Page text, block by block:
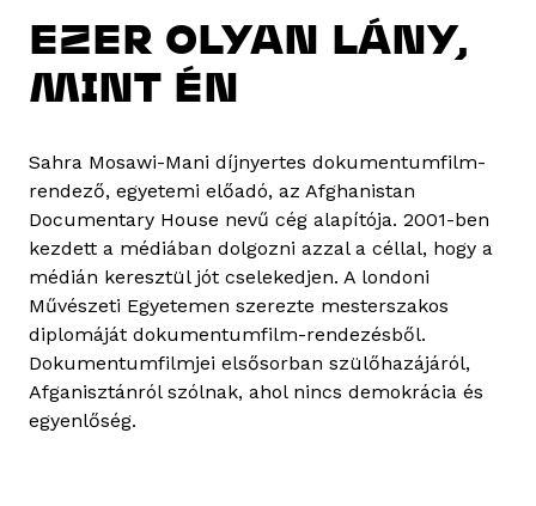
EZER OLYAN LÁNY,
MINT ÉN
Sahra Mosawi-Mani díjnyertes dokumentumfilm-
rendező, egyetemi előadó, az Afghanistan
Documentary House nevű cég alapítója. 2001-ben
kezdett a médiában dolgozni azzal a céllal, hogy a
médián keresztül jót cselekedjen. A londoni
Művészeti Egyetemen szerezte mesterszakos
diplomáját dokumentumfilm-rendezésből.
Dokumentumfilmjei elsősorban szülőhazájáról,
Afganisztánról szólnak, ahol nincs demokrácia és
egyenlőség.